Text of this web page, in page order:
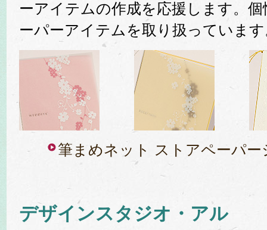
ーアイテムの作成を応援します。
ーパーアイテムを取り扱っています
筆まめネット ストアペーパ
デザインスタジオ・アル